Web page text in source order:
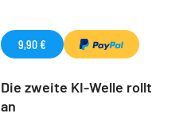
9,90 €
Die zweite KI-Welle rollt
an